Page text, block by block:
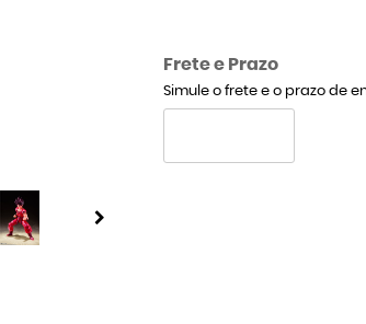
Frete e Prazo
Simule o frete e o prazo de